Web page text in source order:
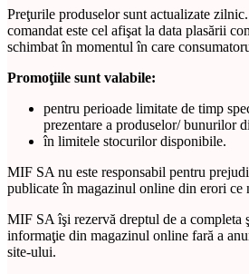
Preţurile produselor sunt actualizate
comandat este cel afişat la data plasării
schimbat în momentul în care
Promoţiile sunt valabile:
pentru perioade limitate de timp
prezentare a produselor/ bunurilor
în limitele stocurilor disponibile.
MIF SA nu este responsabil pentru
publicate în magazinul online din erori ce
MIF SA îşi rezervă dreptul de a completa
informaţie din magazinul online fară a
site-ului.